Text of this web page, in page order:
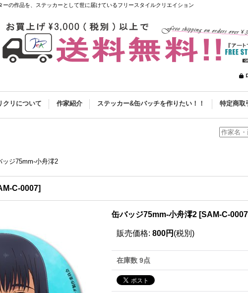
ーの作品を、ステッカーとして世に届けているフリースタイルクリエイション
クリについて 作家紹介 ステッカー&缶バッチを作りたい！！ 特定商取
ッジ75mm-小舟澪2
C-0007]
缶バッジ75mm-小舟澪2 [SAM-C-0007
販売価格: 800円 (税別)
在庫数 9点